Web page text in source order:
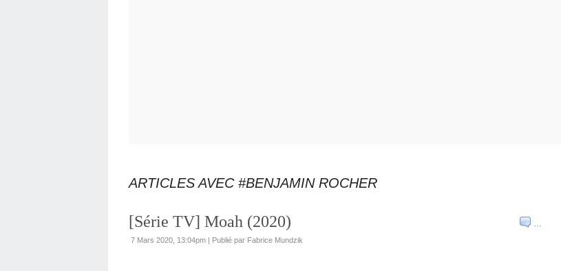
ARTICLES AVEC #BENJAMIN ROCHER
…
[Série TV] Moah (2020)
7 Mars 2020, 13:04pm | Publié par Fabrice Mundzik